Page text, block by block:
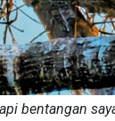
bentangan